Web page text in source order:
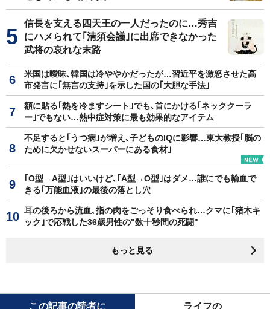
信長を支える四天王の一人だったのに…秀吉
にハメられて｢清須会議｣に出席できなかった
武将の哀れな末路
米国は曖昧､韓国は冷ややかだったが…習近平を激怒させた高
市発言に｢無言の支持｣を示した国の｢大胆な手法｣
額に貼る｢熱を冷ますシート｣でも､首にかける｢ネッククーラ
ー｣でもない…熱中症対策に最も効果的なアイテム
不足すると｢うつ病｣が増え､子どものIQに影響…東大教授｢脳の
ために欠かせないスーパーにある食材｣
｢O型→A型｣はいいけど､｢A型→O型｣はダメ…誰にでも輸血で
きる｢万能血液｣の最後の落とし穴
耳の後ろから流血､指の肉をごっそり食べられ…クマに｢猪木キ
ック｣で応戦した36歳男性の"数十秒間の死闘"
もっと見る
この記事の読者に ライフの